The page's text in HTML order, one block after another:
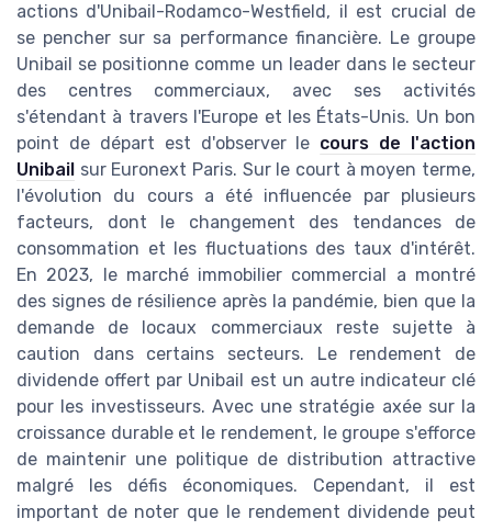
actions d'Unibail-Rodamco-Westfield, il est crucial de
se pencher sur sa performance financière. Le groupe
Unibail se positionne comme un leader dans le secteur
des centres commerciaux, avec ses activités
s'étendant à travers l'Europe et les États-Unis. Un bon
point de départ est d'observer le cours de l'action
Unibail sur Euronext Paris. Sur le court à moyen terme,
l'évolution du cours a été influencée par plusieurs
facteurs, dont le changement des tendances de
consommation et les fluctuations des taux d'intérêt.
En 2023, le marché immobilier commercial a montré
des signes de résilience après la pandémie, bien que la
demande de locaux commerciaux reste sujette à
caution dans certains secteurs. Le rendement de
dividende offert par Unibail est un autre indicateur clé
pour les investisseurs. Avec une stratégie axée sur la
croissance durable et le rendement, le groupe s'efforce
de maintenir une politique de distribution attractive
malgré les défis économiques. Cependant, il est
important de noter que le rendement dividende peut